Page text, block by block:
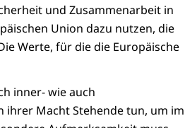
und Zusammenarbeit in
Union dazu nutzen, die
Werte, für die die Europäische
inner- wie auch
ihrer Macht Stehende tun, um im